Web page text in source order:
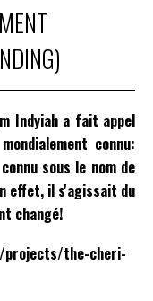
Indyiah a fait appel
connu:
sous le nom de
effet, il s'agissait du
changé!
projects/the-cheri-